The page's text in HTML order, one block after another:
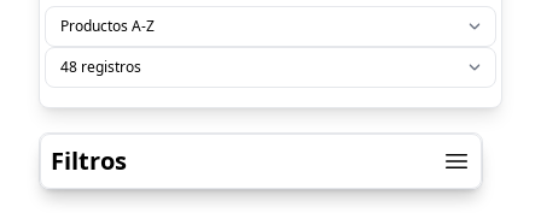
Filtros